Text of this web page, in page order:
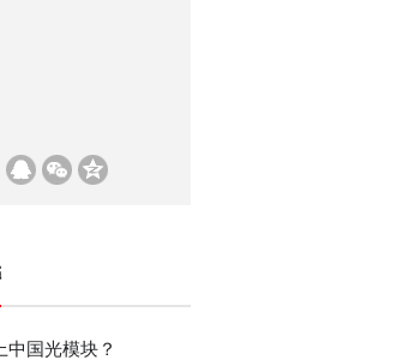
中国光模块？